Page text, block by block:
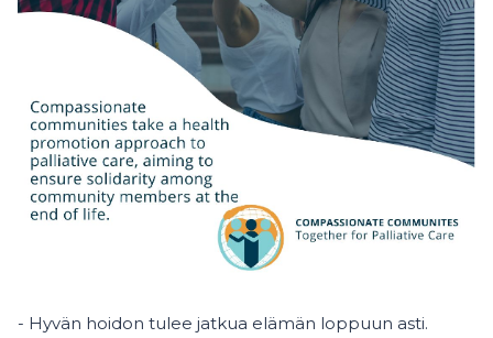
- Hyvän hoidon tulee jatkua elämän loppuun asti.